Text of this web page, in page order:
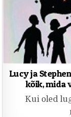
Lucy ja
kõik, mida
Kui oled